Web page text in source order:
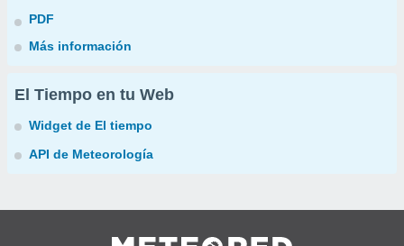
PDF
Más información
El Tiempo en tu Web
Widget de El tiempo
API de Meteorología